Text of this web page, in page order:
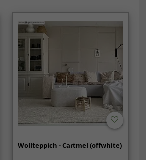
Wollteppich - Cartmel (offwhite)